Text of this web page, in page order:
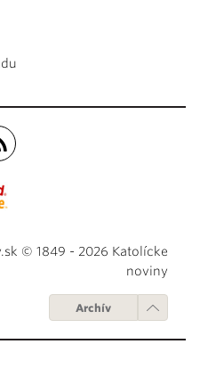
© 1849 - 2026 Katolícke
noviny
Archív